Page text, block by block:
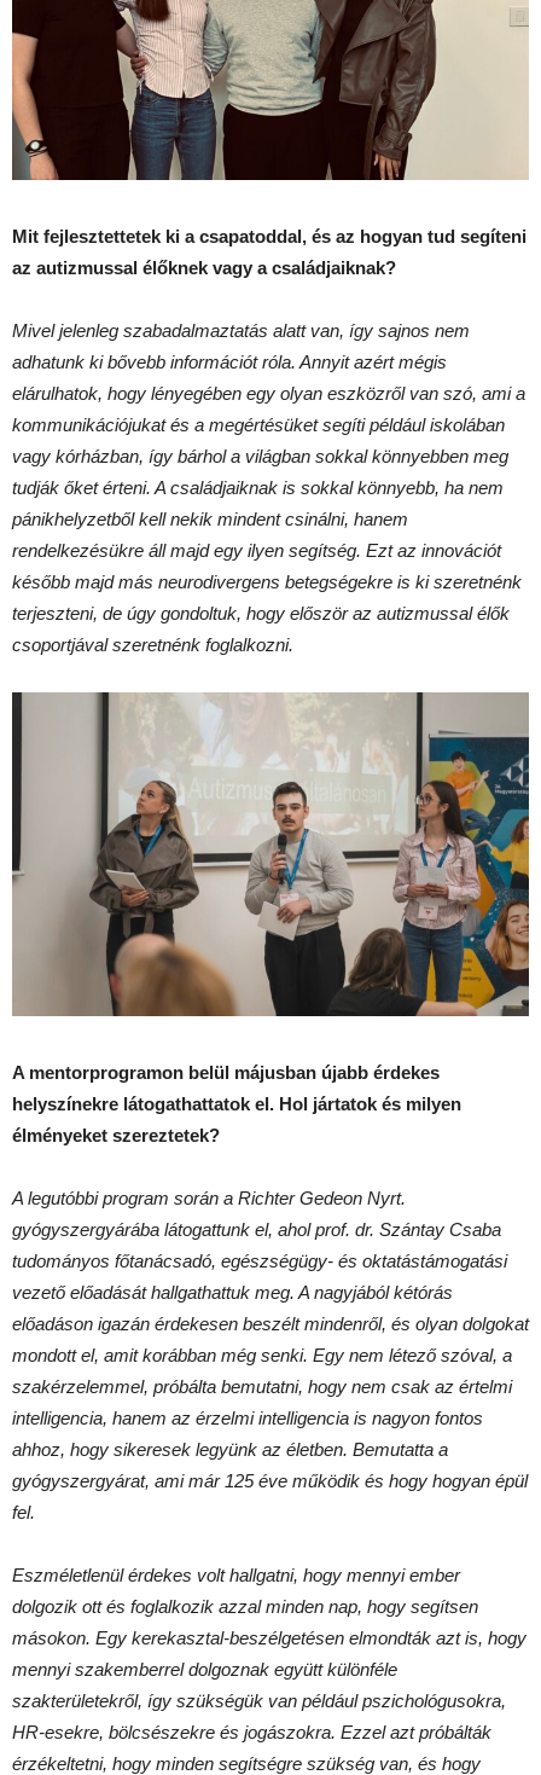
Mit fejlesztettetek ki a csapatoddal, és az hogyan tud segíteni
az autizmussal élőknek vagy a családjaiknak?
Mivel jelenleg szabadalmaztatás alatt van, így sajnos nem
adhatunk ki bővebb információt róla. Annyit azért mégis
elárulhatok, hogy lényegében egy olyan eszközről van szó, ami a
kommunikációjukat és a megértésüket segíti például iskolában
vagy kórházban, így bárhol a világban sokkal könnyebben meg
tudják őket érteni. A családjaiknak is sokkal könnyebb, ha nem
pánikhelyzetből kell nekik mindent csinálni, hanem
rendelkezésükre áll majd egy ilyen segítség. Ezt az innovációt
később majd más neurodivergens betegségekre is ki szeretnénk
terjeszteni, de úgy gondoltuk, hogy először az autizmussal élők
csoportjával szeretnénk foglalkozni.
A mentorprogramon belül májusban újabb érdekes
helyszínekre látogathattatok el. Hol jártatok és milyen
élményeket szereztetek?
A legutóbbi program során a Richter Gedeon Nyrt.
gyógyszergyárába látogattunk el, ahol prof. dr. Szántay Csaba
tudományos főtanácsadó, egészségügy- és oktatástámogatási
vezető előadását hallgathattuk meg. A nagyjából kétórás
előadáson igazán érdekesen beszélt mindenről, és olyan dolgokat
mondott el, amit korábban még senki. Egy nem létező szóval, a
szakérzelemmel, próbálta bemutatni, hogy nem csak az értelmi
intelligencia, hanem az érzelmi intelligencia is nagyon fontos
ahhoz, hogy sikeresek legyünk az életben. Bemutatta a
gyógyszergyárat, ami már 125 éve működik és hogy hogyan épül
fel.
Eszméletlenül érdekes volt hallgatni, hogy mennyi ember
dolgozik ott és foglalkozik azzal minden nap, hogy segítsen
másokon. Egy kerekasztal-beszélgetésen elmondták azt is, hogy
mennyi szakemberrel dolgoznak együtt különféle
szakterületekről, így szükségük van például pszichológusokra,
HR-esekre, bölcsészekre és jogászokra. Ezzel azt próbálták
érzékeltetni, hogy minden segítségre szükség van, és hogy